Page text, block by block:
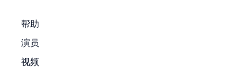
帮助
演员
视频